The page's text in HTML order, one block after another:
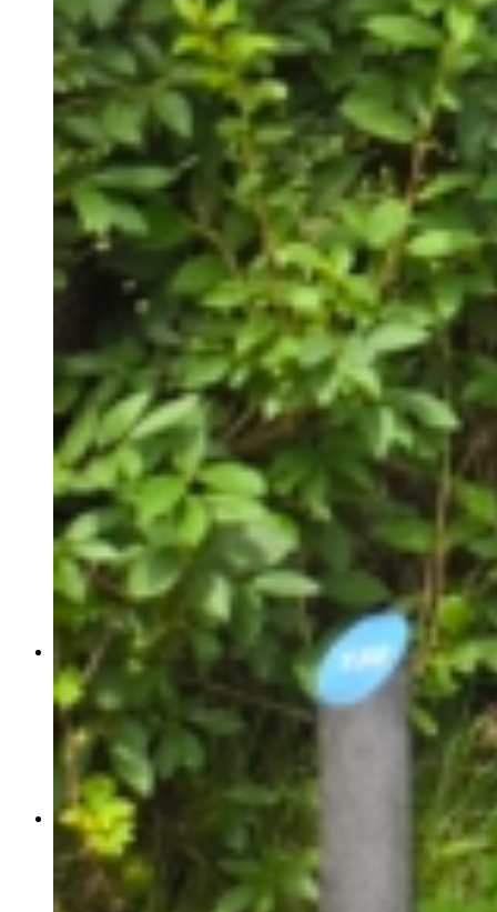
Surfcamp
Priser Camping
Fortrydelsesret og refusion
The Nest – Shelters
Grupper